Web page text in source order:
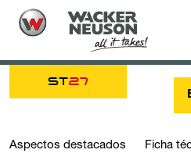
ST27
Aspectos destacados Ficha